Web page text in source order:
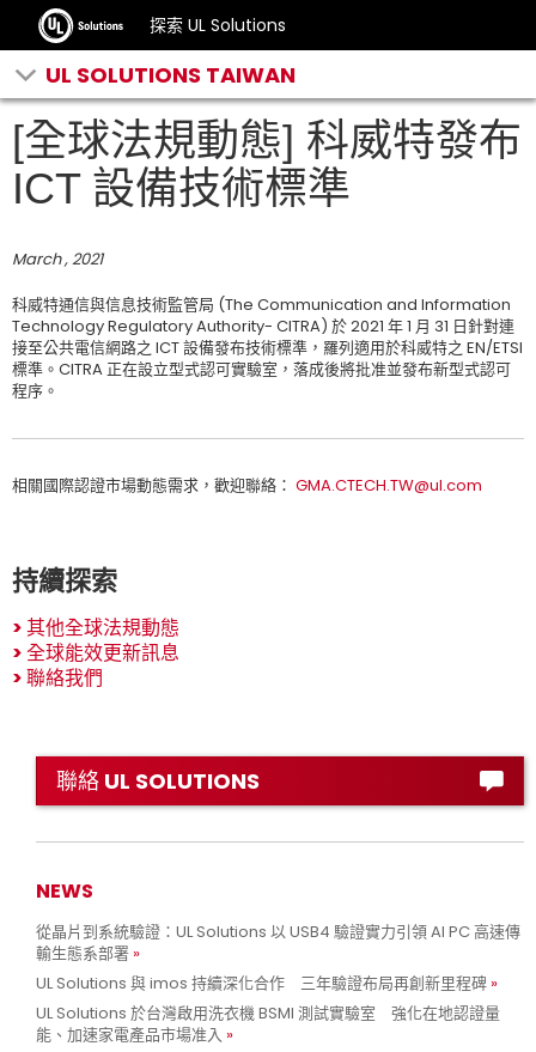
探索 UL Solutions
UL SOLUTIONS TAIWAN
[全球法規動態] 科威特發布
ICT 設備技術標準
March , 2021
科威特通信與信息技術監管局 (The Communication and Information
Technology Regulatory Authority- CITRA) 於 2021 年 1 月 31 日針對連
接至公共電信網路之 ICT 設備發布技術標準，羅列適用於科威特之 EN/ETSI
標準。CITRA 正在設立型式認可實驗室，落成後將批准並發布新型式認可
程序。
相關國際認證市場動態需求，歡迎聯絡： GMA.CTECH.TW@ul.com
持續探索
>其他全球法規動態
>全球能效更新訊息
>聯絡我們
聯絡 UL SOLUTIONS
NEWS
從晶片到系統驗證：UL Solutions 以 USB4 驗證實力引領 AI PC 高速傳
輸生態系部署
UL Solutions 與 imos 持續深化合作 三年驗證布局再創新里程碑
UL Solutions 於台灣啟用洗衣機 BSMI 測試實驗室 強化在地認證量
能、加速家電產品市場准入